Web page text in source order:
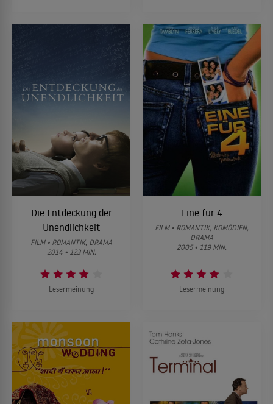
Die Entdeckung der
Unendlichkeit
FILM • ROMANTIK, DRAMA
2014 • 123 MIN.
Lesermeinung
Eine für 4
FILM • ROMANTIK, KOMÖDIEN,
DRAMA
2005 • 119 MIN.
Lesermeinung